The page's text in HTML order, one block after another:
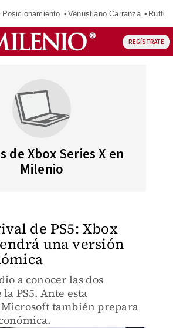
Posicionamiento Venustiano Carranza Ruffo
REGÍSTRATE
de Xbox Series X en
Milenio
de PS5: Xbox
una versión
a conocer las dos
PS5. Ante esta
también prepara